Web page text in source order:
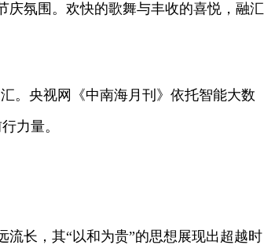
氛围。欢快的歌舞与丰收的喜悦，融汇
。央视网《中南海月刊》依托智能大数
力量。
长，其“以和为贵”的思想展现出超越时